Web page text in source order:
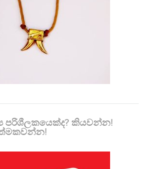
පරිශීලකයෙක්ද? කියවන්න!